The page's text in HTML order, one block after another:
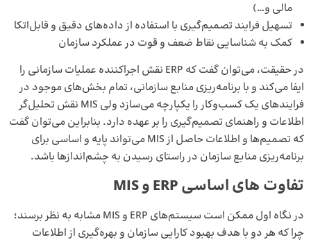
مالی و…)
تسهیل فرایند تصمیم‌گیری با استفاده از داده‌های دقیق و قابل‌اتکا
کمک به شناسایی نقاط ضعف و قوت در عملکرد سازمان
در حقیقت، می‌توان گفت که ERP نقش اجراکننده عملیات سازمانی را
ایفا می‌کند و با برنامه‌ریزی منابع سازمانی، تمام بخش‌های موجود در
فرایندهای یک کسب‌وکار را یکپارچه می‌سازد ولی MIS نقش تحلیل‌گر
اطلاعات و راهنمای تصمیم‌گیری را بر عهده دارد. بنابراین می‌توان گفت
که تصمیم‌ها و اطلاعات حاصل از MIS می‌تواند پایه و اساسی برای
برنامه‌ریزی منابع سازمان در راستای رسیدن به چشم‌اندازها باشد.
تفاوت های اساسی ERP و MIS
در نگاه اول ممکن است سیستم‌های ERP و MIS مشابه به نظر برسند؛
چرا که هر دو با هدف بهبود کارایی سازمان و بهره‌گیری از اطلاعات